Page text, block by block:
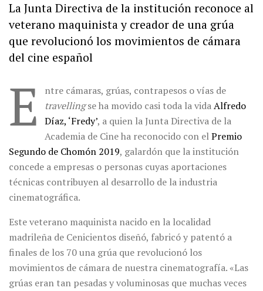
La Junta Directiva de la institución reconoce al
veterano maquinista y creador de una grúa
que revolucionó los movimientos de cámara
del cine español
E
ntre cámaras, grúas, contrapesos o vías de
travellingse ha movido casi toda la vidaAlfredo
Díaz, ‘Fredy’, a quien la Junta Directiva de la
Academia de Cine ha reconocido con elPremio
Segundo de Chomón 2019, galardón que la institución
concede a empresas o personas cuyas aportaciones
técnicas contribuyen al desarrollo de la industria
cinematográfica.
Este veterano maquinista nacido en la localidad
madrileña de Cenicientos diseñó, fabricó y patentó a
finales de los 70 una grúa que revolucionó los
movimientos de cámara de nuestra cinematografía. «Las
grúas eran tan pesadas y voluminosas que muchas veces